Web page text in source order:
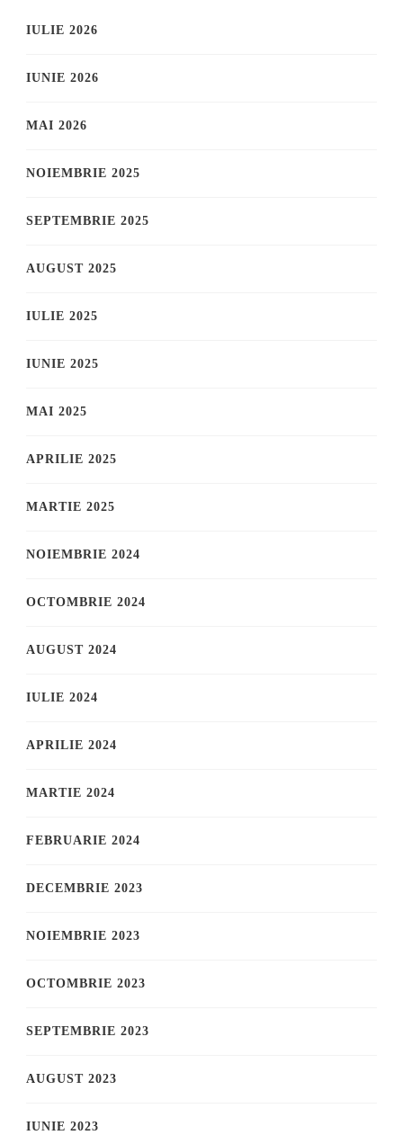
IULIE 2026
IUNIE 2026
MAI 2026
NOIEMBRIE 2025
SEPTEMBRIE 2025
AUGUST 2025
IULIE 2025
IUNIE 2025
MAI 2025
APRILIE 2025
MARTIE 2025
NOIEMBRIE 2024
OCTOMBRIE 2024
AUGUST 2024
IULIE 2024
APRILIE 2024
MARTIE 2024
FEBRUARIE 2024
DECEMBRIE 2023
NOIEMBRIE 2023
OCTOMBRIE 2023
SEPTEMBRIE 2023
AUGUST 2023
IUNIE 2023